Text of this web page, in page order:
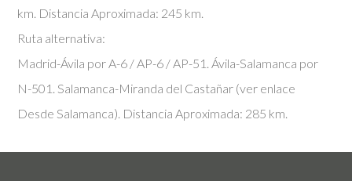
km. Distancia Aproximada: 245 km.
Ruta alternativa:
Madrid-Ávila por A-6 / AP-6 / AP-51. Ávila-Salamanca por
N-501. Salamanca-Miranda del Castañar (ver enlace
Desde Salamanca). Distancia Aproximada: 285 km.